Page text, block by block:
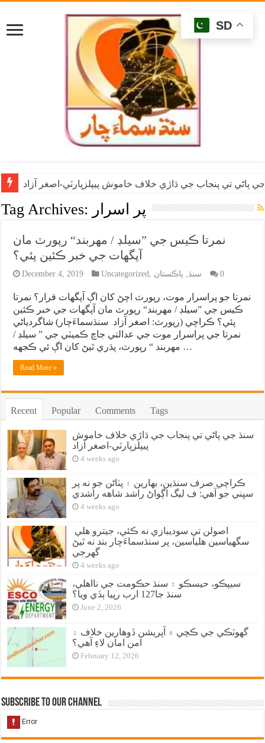
پاڻي تي پنجاب جي ڌاڙي خلاف خاموش پيپلزپارٽي-اصغر آزاد
Tag Archives: پر اسرار
نمرتا ڪيس جي ”سيلڊ / مهربند“ رپورٽ مان
آپگهات جي خبر ڪئين پئي؟
December 4, 2019 Uncategorized, سنڌ, پاڪستان 0
نمرتا جو پراسرار موت، رپورٽ اچڻ کان اڳ آپگهات قرار؟ نمرتا
ڪيس جي ”سيلڊ / مهربند“ رپورٽ مان آپگهات جي خبر ڪئين
پئي؟ ڪراچي (رپورٽ: اصغر آزاد سنڌسماءَچار) شاگردياڻي
نمرتا جي پراسرار موت جي عدالتي جاچ ڪميٽي جي ” سيلڊ /
مهربند “ رپورٽ، پڌري ٿيڻ کان اڳ ئي ڪجهه …
Read More »
Recent Popular Comments Tags
سنڌ جي پاڻي تي پنجاب جي ڌاڙي خلاف خاموش
پيپلزپارٽي-اصغر آزاد
4 weeks ago
ڪراچي صرف سنڌين، بهارين ۽ پٺاڻن جو نه پر
سڀني جو آهي: ف ليگ اڳواڻ راشد شاهه راشدي
4 weeks ago
سگهياسين هلياسين، پر سنڌسماءَچار بند نه ٿيڻ
گهرجي
4 weeks ago
سيپڪو، حيسڪو ۽ سنڌ حڪومت جي نااهلي،
سنڌ جا127 ارب رپيا ٻڏي ويا؟
June 2, 2026
گهوٽڪي جي ڪچي ۾ آپريشن ڏوهارين خلاف ۽
امن امان لاءِ آهي؟
February 12, 2026
Subscribe to our Channel
SD